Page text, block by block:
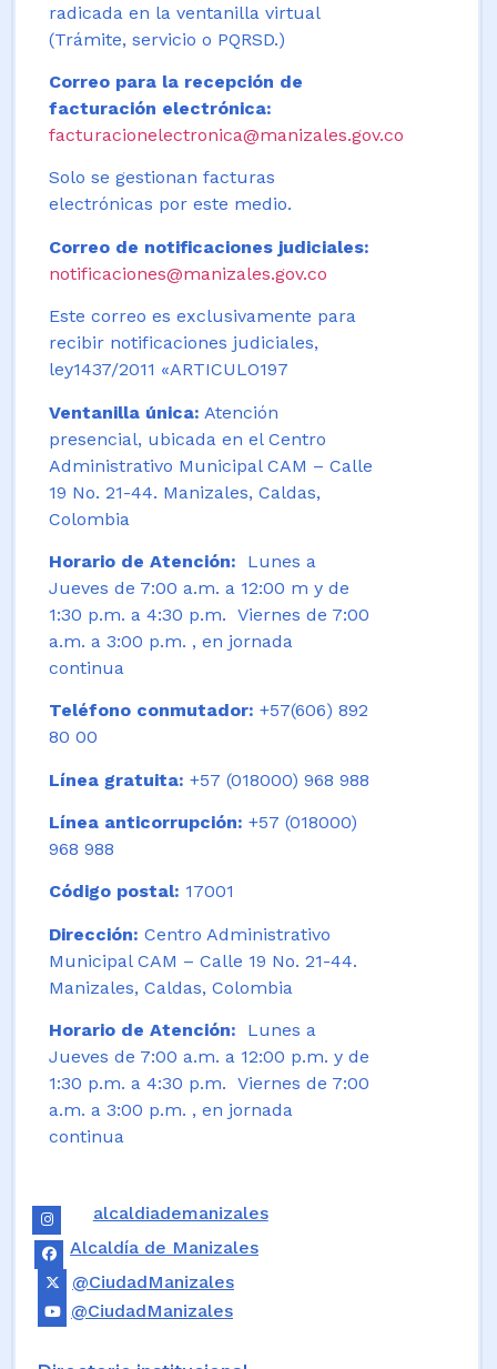
radicada en la ventanilla virtual
(Trámite, servicio o PQRSD.)
Correo para la recepción de
facturación electrónica:
facturacionelectronica@manizales.gov.co
Solo se gestionan facturas
electrónicas por este medio.
Correo de notificaciones judiciales:
notificaciones@manizales.gov.co
Este correo es exclusivamente para
recibir notificaciones judiciales,
ley1437/2011 «ARTICULO197
Ventanilla única: Atención
presencial, ubicada en el Centro
Administrativo Municipal CAM – Calle
19 No. 21-44. Manizales, Caldas,
Colombia
Horario de Atención:
Lunes a
Jueves de 7:00 a.m. a 12:00 m y de
1:30 p.m. a 4:30 p.m. Viernes de 7:00
a.m. a 3:00 p.m. , en jornada
continua
Teléfono conmutador: +57(606) 892
80 00
Línea gratuita: +57 (018000) 968 988
Línea anticorrupción: +57 (018000)
968 988
Código postal: 17001
Dirección: Centro Administrativo
Municipal CAM – Calle 19 No. 21-44.
Manizales, Caldas, Colombia
Horario de Atención: Lunes a
Jueves de 7:00 a.m. a 12:00 p.m. y de
1:30 p.m. a 4:30 p.m. Viernes de 7:00
a.m. a 3:00 p.m. , en jornada
continua
alcaldiademanizales
Alcaldía de Manizales
@CiudadManizales
@CiudadManizales